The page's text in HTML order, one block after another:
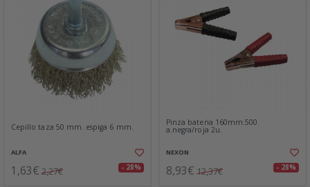
Cepillo taza 50 mm. espiga 6 mm.
ALFA
1,63€ 2,27€ - 28%
Pinza bateria 160mm.500
a.negra/roja 2u.
NEXON
8,93€ 12,37€ - 28%